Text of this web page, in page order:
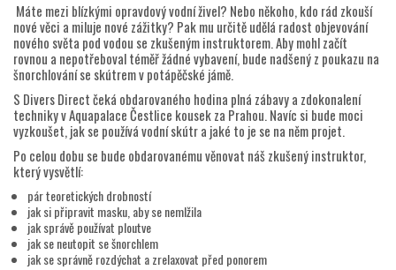
Máte mezi blízkými opravdový vodní živel? Nebo někoho, kdo rád zkouší
nové věci a miluje nové zážitky? Pak mu určitě udělá radost objevování
nového světa pod vodou se zkušeným instruktorem. Aby mohl začít
rovnou a nepotřeboval téměř žádné vybavení, bude nadšený z poukazu na
šnorchlování se skútrem v potápěčské jámě.
S Divers Direct čeká obdarovaného hodina plná zábavy a zdokonalení
techniky v Aquapalace Čestlice kousek za Prahou. Navíc si bude moci
vyzkoušet, jak se používá vodní skútr a jaké to je se na něm projet.
Po celou dobu se bude obdarovanému věnovat náš zkušený instruktor,
který vysvětlí:
pár teoretických drobností
jak si připravit masku, aby se nemlžila
jak správě používat ploutve
jak se neutopit se šnorchlem
jak se správně rozdýchat a zrelaxovat před ponorem